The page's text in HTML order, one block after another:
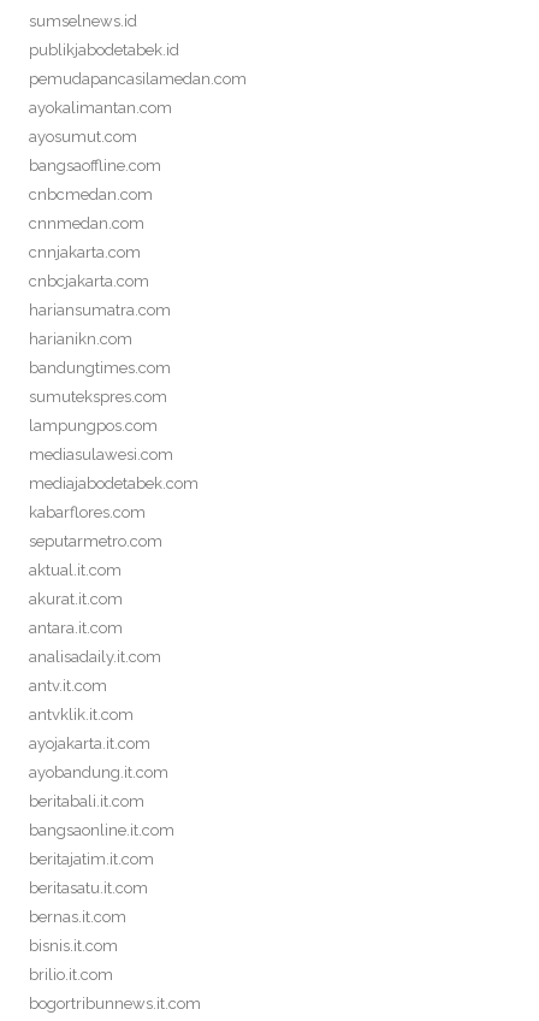
sumselnews.id
publikjabodetabek.id
pemudapancasilamedan.com
ayokalimantan.com
ayosumut.com
bangsaoffline.com
cnbcmedan.com
cnnmedan.com
cnnjakarta.com
cnbcjakarta.com
hariansumatra.com
harianikn.com
bandungtimes.com
sumutekspres.com
lampungpos.com
mediasulawesi.com
mediajabodetabek.com
kabarflores.com
seputarmetro.com
aktual.it.com
akurat.it.com
antara.it.com
analisadaily.it.com
antv.it.com
antvklik.it.com
ayojakarta.it.com
ayobandung.it.com
beritabali.it.com
bangsaonline.it.com
beritajatim.it.com
beritasatu.it.com
bernas.it.com
bisnis.it.com
brilio.it.com
bogortribunnews.it.com